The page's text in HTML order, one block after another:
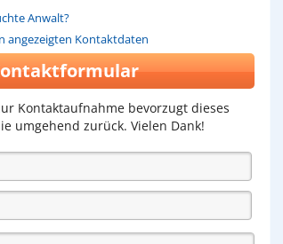
Anwalt?
angezeigten Kontaktdaten
Kontaktaufnahme bevorzugt dieses
umgehend zurück. Vielen Dank!